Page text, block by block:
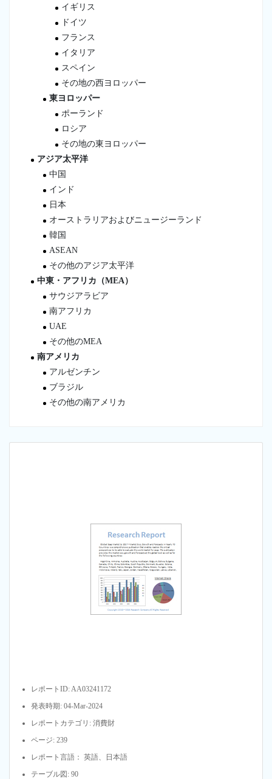
イギリス
ドイツ
フランス
イタリア
スペイン
その地の西ヨロッパー
東ヨロッパー
ポーランド
ロシア
その地の東ヨロッパー
アジア太平洋
中国
インド
日本
オーストラリアおよびニュージーランド
韓国
ASEAN
その他のアジア太平洋
中東・アフリカ（MEA）
サウジアラビア
南アフリカ
UAE
その他のMEA
南アメリカ
アルゼンチン
ブラジル
その他の南アメリカ
レポートID: AA03241172
発表時期: 04-Mar-2024
レポートカテゴリ: 消費財
ページ: 239
レポート言語： 英語、日本語
テーブル図: 90